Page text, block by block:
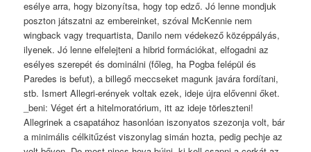
esélye arra, hogy bizonyítsa, hogy top edző. Jó lenne mondjuk
poszton játszatni az embereinket, szóval McKennie nem
wingback vagy trequartista, Danilo nem védekező középpályás,
ilyenek. Jó lenne elfelejteni a hibrid formációkat, elfogadni az
esélyes szerepét és dominálni (főleg, ha Pogba felépül és
Paredes is befut), a billegő meccseket magunk javára fordítani,
stb. Ismert Allegri-erények voltak ezek, ideje újra elővenni őket.
_beni: Véget ért a hitelmoratórium, itt az ideje törleszteni!
Allegrinek a csapatához hasonlóan iszonyatos szezonja volt, bár
a minimális célkitűzést viszonylag simán hozta, pedig pechje az